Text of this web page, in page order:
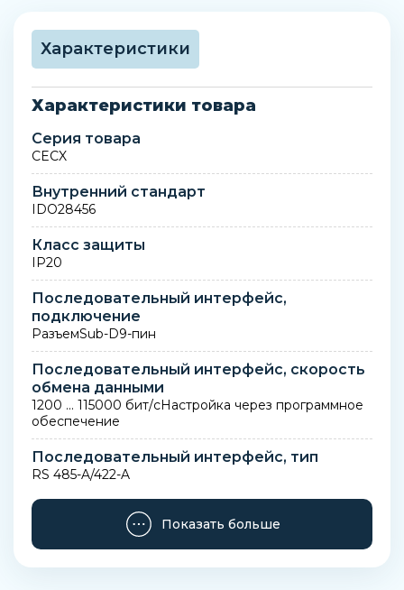
Характеристики
Характеристики товара
Серия товара
CECX
Внутренний стандарт
IDO28456
Класс защиты
IP20
Последовательный интерфейс,
подключение
РазъемSub-D9-пин
Последовательный интерфейс, скорость
обмена данными
1200 ... 115000 бит/сНастройка через программное
обеспечение
Последовательный интерфейс, тип
RS 485-A/422-A
Последовательный интерфейс,
гальваническая развязка
Нет
Показать больше